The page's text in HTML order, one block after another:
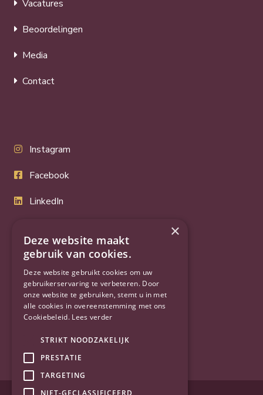
Vacatures
Beoordelingen
Media
Contact
Instagram
Facebook
LinkedIn
YouTube
×
Deze website maakt
gebruik van cookies.
Deze website gebruikt cookies om uw
gebruikerservaring te verbeteren. Door
onze website te gebruiken, stemt u in met
alle cookies in overeenstemming met ons
Cookiebeleid. Lees verder
STRIKT NOODZAKELIJK
PRESTATIE
TARGETING
NIET-GECLASSIFICEERD